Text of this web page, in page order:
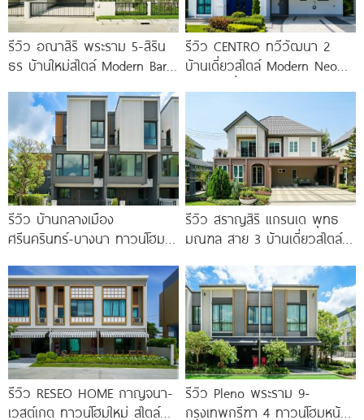
รีวิว อณาสิริ พระราม 5-สิริน
ธร บ้านใหม่สไตล์ Modern Barn
รีวิว CENTRO ทวีวัฒนา 2
บ้านเดี่ยวสไตล์ Modern Neo
รีวิว บ้านกลางเมือง
ศรีนครินทร์-บางนา ทาวน์โฮม 3
Penthouse
รีวิว สราญสิริ แกรนเด พุทธ
มณฑล สาย 3 บ้านเดี่ยวสไตล์
รีวิว RESEO HOME กาญจนา-
เวสต์เกต ทาวน์โฮมใหม่ สไตล์
รีวิว Pleno พระราม 9-
กรุงเทพกรีฑา 4 ทาวน์โฮมหน้า